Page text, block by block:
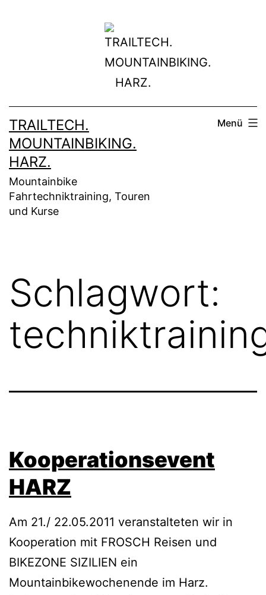
TRAILTECH.
MOUNTAINBIKING.
HARZ.
Mountainbike
Fahrtechniktraining, Touren
und Kurse
Menü
Schlagwort:
Kooperationsevent
HARZ
Am 21./ 22.05.2011 veranstalteten wir in
Kooperation mit FROSCH Reisen und
BIKEZONE SIZILIEN ein
Mountainbikewochenende im Harz.